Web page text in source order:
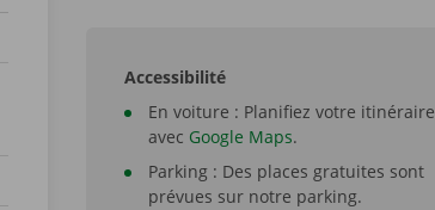
Accessibilité
En voiture : Planifiez votre itinéraire
avec Google Maps.
Parking : Des places gratuites sont
prévues sur notre parking.